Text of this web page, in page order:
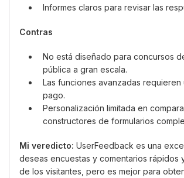
Informes claros para revisar las
Contras
No está diseñado para concursos
pública a gran escala.
Las funciones avanzadas requieren
pago.
Personalización limitada en
constructores de formularios
Mi veredicto: UserFeedback es una
deseas encuestas y comentarios rápidos
de los visitantes, pero es mejor para